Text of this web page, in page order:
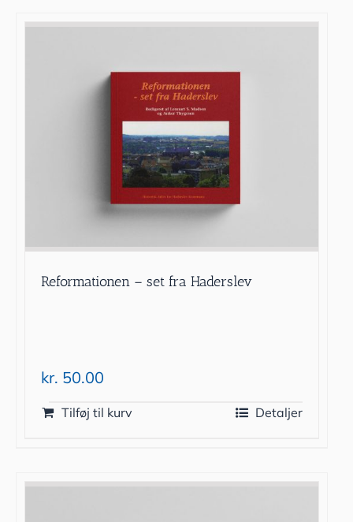
Reformationen – set fra Haderslev
kr. 50.00
Tilføj til kurv Detaljer